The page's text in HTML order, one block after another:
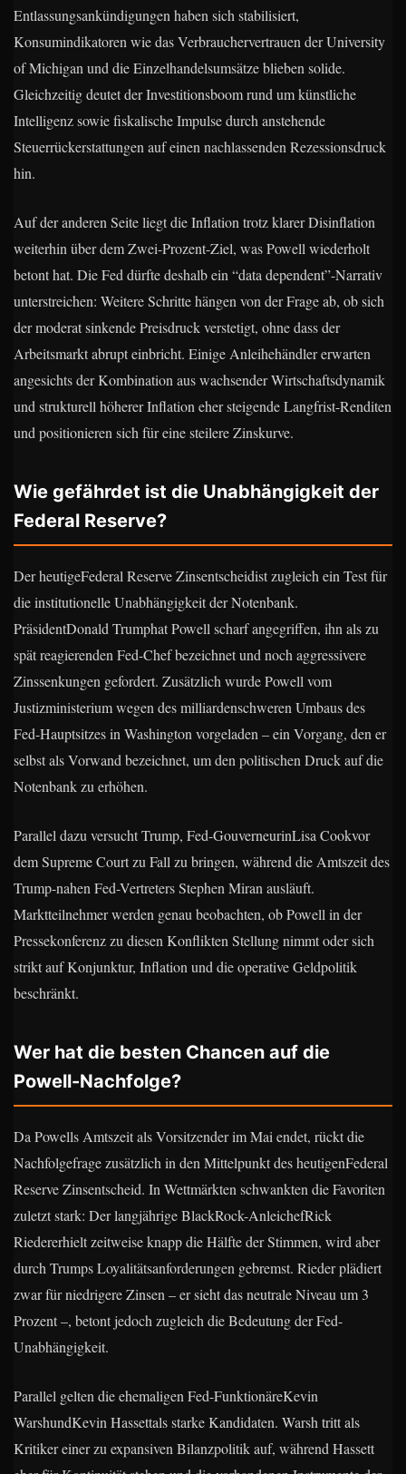
Entlassungsankündigungen haben sich stabilisiert,
Konsumindikatoren wie das Verbrauchervertrauen der University
of Michigan und die Einzelhandelsumsätze blieben solide.
Gleichzeitig deutet der Investitionsboom rund um künstliche
Intelligenz sowie fiskalische Impulse durch anstehende
Steuerrückerstattungen auf einen nachlassenden Rezessionsdruck
hin.
Auf der anderen Seite liegt die Inflation trotz klarer Disinflation
weiterhin über dem Zwei-Prozent-Ziel, was Powell wiederholt
betont hat. Die Fed dürfte deshalb ein “data dependent”-Narrativ
unterstreichen: Weitere Schritte hängen von der Frage ab, ob sich
der moderat sinkende Preisdruck verstetigt, ohne dass der
Arbeitsmarkt abrupt einbricht. Einige Anleihehändler erwarten
angesichts der Kombination aus wachsender Wirtschaftsdynamik
und strukturell höherer Inflation eher steigende Langfrist-Renditen
und positionieren sich für eine steilere Zinskurve.
Wie gefährdet ist die Unabhängigkeit der
Federal Reserve?
Der heutigeFederal Reserve Zinsentscheidist zugleich ein Test für
die institutionelle Unabhängigkeit der Notenbank.
PräsidentDonald Trumphat Powell scharf angegriffen, ihn als zu
spät reagierenden Fed-Chef bezeichnet und noch aggressivere
Zinssenkungen gefordert. Zusätzlich wurde Powell vom
Justizministerium wegen des milliardenschweren Umbaus des
Fed-Hauptsitzes in Washington vorgeladen – ein Vorgang, den er
selbst als Vorwand bezeichnet, um den politischen Druck auf die
Notenbank zu erhöhen.
Parallel dazu versucht Trump, Fed-GouverneurinLisa Cookvor
dem Supreme Court zu Fall zu bringen, während die Amtszeit des
Trump-nahen Fed-Vertreters Stephen Miran ausläuft.
Marktteilnehmer werden genau beobachten, ob Powell in der
Pressekonferenz zu diesen Konflikten Stellung nimmt oder sich
strikt auf Konjunktur, Inflation und die operative Geldpolitik
beschränkt.
Wer hat die besten Chancen auf die
Powell-Nachfolge?
Da Powells Amtszeit als Vorsitzender im Mai endet, rückt die
Nachfolgefrage zusätzlich in den Mittelpunkt des heutigenFederal
Reserve Zinsentscheid. In Wettmärkten schwankten die Favoriten
zuletzt stark: Der langjährige BlackRock-AnleichefRick
Riedererhielt zeitweise knapp die Hälfte der Stimmen, wird aber
durch Trumps Loyalitätsanforderungen gebremst. Rieder plädiert
zwar für niedrigere Zinsen – er sieht das neutrale Niveau um 3
Prozent –, betont jedoch zugleich die Bedeutung der Fed-
Unabhängigkeit.
Parallel gelten die ehemaligen Fed-FunktionäreKevin
WarshundKevin Hassettals starke Kandidaten. Warsh tritt als
Kritiker einer zu expansiven Bilanzpolitik auf, während Hassett